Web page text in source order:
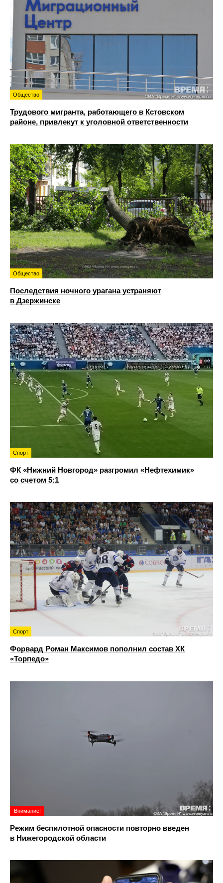
Общество
Трудового мигранта, работающего в Кстовском
районе, привлекут к уголовной ответственности
Общество
Последствия ночного урагана устраняют
в Дзержинске
Спорт
ФК «Нижний Новгород» разгромил «Нефтехимик»
со счетом 5:1
Спорт
Форвард Роман Максимов пополнил состав ХК
«Торпедо»
Внимание!
Режим беспилотной опасности повторно введен
в Нижегородской области